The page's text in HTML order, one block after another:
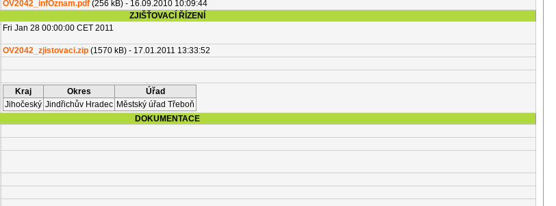
OV2042_infOznam.pdf (256 kB) - 16.09.2010 10:09:44
ZJIŠŤOVACÍ ŘÍZENÍ
Fri Jan 28 00:00:00 CET 2011
OV2042_zjistovaci.zip (1570 kB) - 17.01.2011 13:33:52
Kraj Okres
Úřad
Jihočeský Jindřichův Hradec Městský úřad Třeboň
DOKUMENTACE